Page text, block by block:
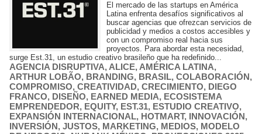
El mercado de las startups en América
Latina enfrenta desafíos significativos al
buscar agencias que ofrezcan servicios de
publicidad y medios a costos accesibles y
con un compromiso real hacia sus
proyectos. Para abordar esta necesidad,
surge Est.31, un estudio creativo brasileño que ha redefinido...
AGENCIA DISRUPTIVA, ALICE, AMÉRICA LATINA,
ARTHUR LOBÃO, BRANDING, BRASIL, COLABORACIÓN,
COMPROMISO, CREATIVIDAD, CRECIMIENTO, DIEGO
FRANCO, DISEÑO, EARNED MEDIA, ECOSISTEMA
EMPRENDEDOR, EQUITY, EST.31, ESTUDIO CREATIVO,
EXPANSIÓN INTERNACIONAL, HOTMART, INNOVACIÓN,
INVERSIÓN, JUSTOS, MARKETING, MEDIOS, MODELO